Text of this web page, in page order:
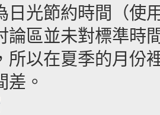
日光節約時間（使
論區並未對標準時
所以在夏季的月份
差。